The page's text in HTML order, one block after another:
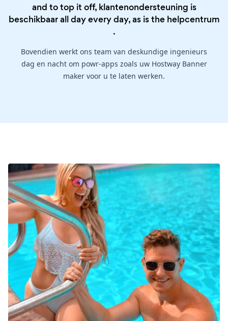
and to top it off, klantenondersteuning is
beschikbaar all day every day, as is the helpcentrum
.
Bovendien werkt ons team van deskundige ingenieurs
dag en nacht om powr-apps zoals uw Hostway Banner
maker voor u te laten werken.